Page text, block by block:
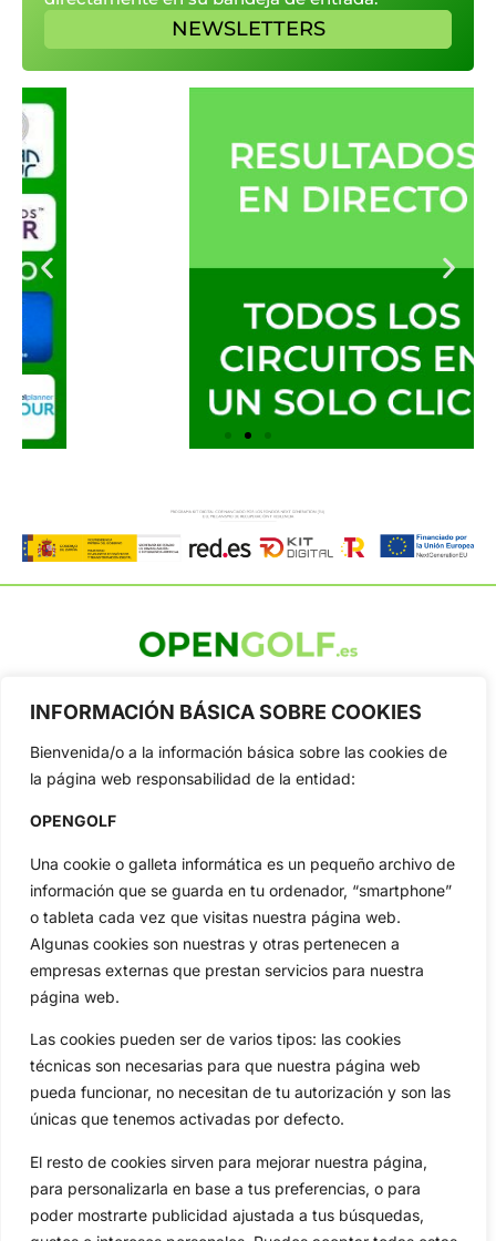
INFORMACIÓN BÁSICA SOBRE COOKIES
Bienvenida/o a la información básica sobre las cookies de
la página web responsabilidad de la entidad:
OPENGOLF
Una cookie o galleta informática es un pequeño archivo de
información que se guarda en tu ordenador, “smartphone”
o tableta cada vez que visitas nuestra página web.
Algunas cookies son nuestras y otras pertenecen a
empresas externas que prestan servicios para nuestra
página web.
Las cookies pueden ser de varios tipos: las cookies
técnicas son necesarias para que nuestra página web
pueda funcionar, no necesitan de tu autorización y son las
únicas que tenemos activadas por defecto.
El resto de cookies sirven para mejorar nuestra página,
para personalizarla en base a tus preferencias, o para
poder mostrarte publicidad ajustada a tus búsquedas,
NEWSLETTERS
profesional y amateur, resultados en directo, vídeos, noticias,
Jon Rahm, LIV Golf, PGA Tour, Ryder Cup, DP World Tour, LPGA
Tour...
Categorias
Amateurs
Circuitos
Reglas
Vídeos
De Interés
Compañía
Aviso Legal
Política de Cookies
Publicidad
Newsletters
Copyright © 2025 OpenGolf | Diseño por TecnoQuatre